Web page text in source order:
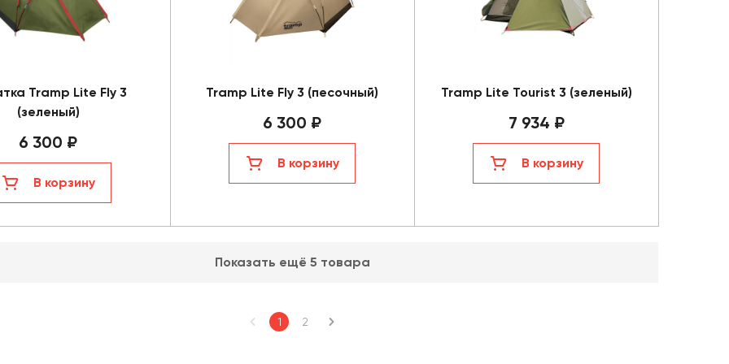
Tramp Lite Fly 3
(зеленый)
6 300 ₽
В корзину
Tramp Lite Fly 3 (песочный)
6 300 ₽
В корзину
Tramp Lite Tourist 3 (зеленый)
7 934 ₽
В корзину
Показать ещё 5 товара
1 2